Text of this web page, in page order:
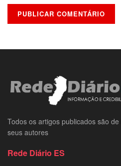
Todos os artigos publicados são
seus autores
Rede Diário ES